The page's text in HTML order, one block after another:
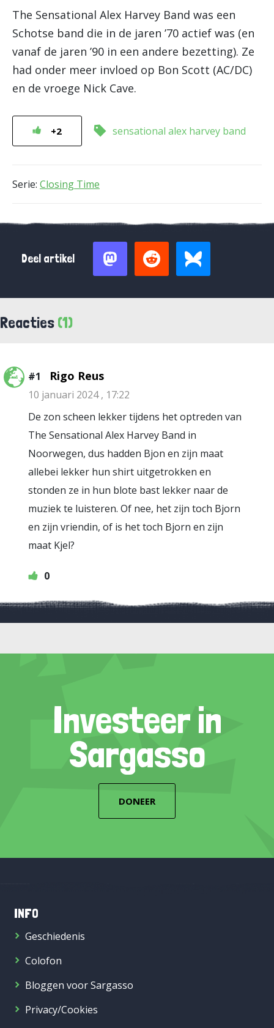
The Sensational Alex Harvey Band was een
Schotse band die in de jaren ’70 actief was (en
vanaf de jaren ’90 in een andere bezetting). Ze
had onder meer invloed op Bon Scott (AC/DC)
en de vroege Nick Cave.
+2 sensational alex harvey band
Serie: Closing Time
Deel artikel
Reacties (1)
#1 Rigo Reus
10 januari 2024 , 17:22
De zon scheen lekker tijdens het optreden van
The Sensational Alex Harvey Band in
Noorwegen, dus hadden Bjon en zijn maat
allebei lekker hun shirt uitgetrokken en
stonden ze in hun blote bast lekker naar de
muziek te luisteren. Of nee, het zijn toch Bjorn
en zijn vriendin, of is het toch Bjorn en zijn
maat Kjel?
0
Investeer in
Sargasso
DONEER
INFO
Geschiedenis
Colofon
Bloggen voor Sargasso
Privacy/Cookies